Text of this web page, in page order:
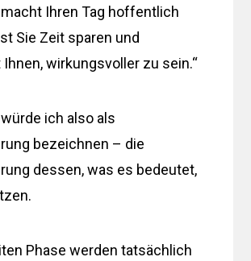
Ihren Tag hoffentlich
Sie Zeit sparen und
wirkungsvoller zu sein.“
ich also als
bezeichnen – die
dessen, was es bedeutet,
Phase werden tatsächlich